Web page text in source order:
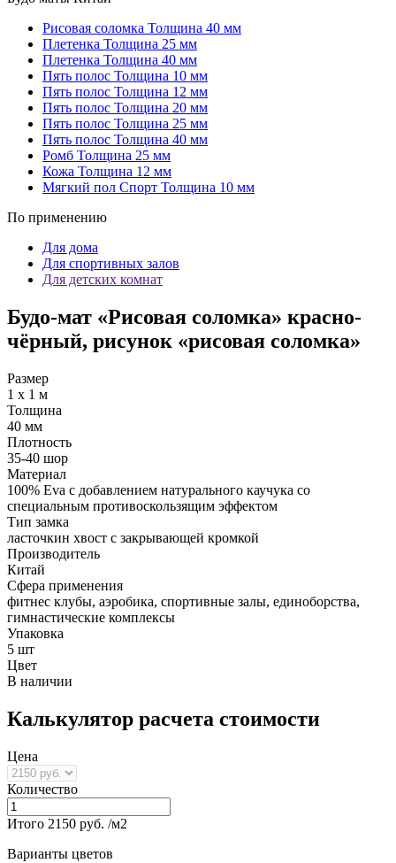
Рисовая соломка Толщина 40 мм
Плетенка Толщина 25 мм
Плетенка Толщина 40 мм
Пять полос Толщина 10 мм
Пять полос Толщина 12 мм
Пять полос Толщина 20 мм
Пять полос Толщина 25 мм
Пять полос Толщина 40 мм
Ромб Толщина 25 мм
Кожа Толщина 12 мм
Мягкий пол Спорт Толщина 10 мм
По применению
Для дома
Для спортивных залов
Для детских комнат
Будо-мат «Рисовая соломка» красно-
чёрный, рисунок «рисовая соломка»
Размер
1 х 1 м
Толщина
40 мм
Плотность
35-40 шор
Материал
100% Eva с добавлением натурального каучука со
специальным противоскользящим эффектом
Тип замка
ласточкин хвост с закрывающей кромкой
Производитель
Китай
Сфера применения
фитнес клубы, аэробика, спортивные залы, единоборства,
гимнастические комплексы
Упаковка
5 шт
Цвет
В наличии
Калькулятор расчета стоимости
Цена
Количество
Итого 2150 руб. /м2
Варианты цветов